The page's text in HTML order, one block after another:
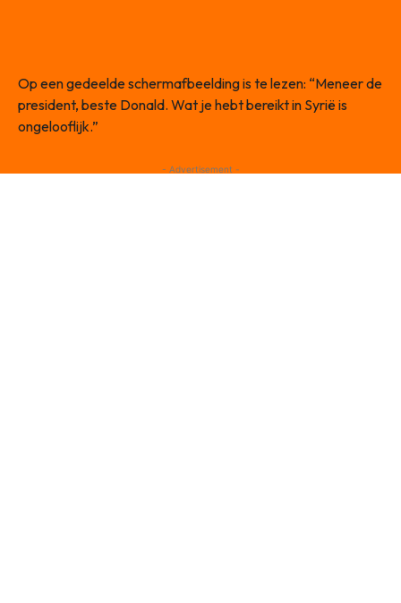
Op een gedeelde schermafbeelding is te lezen: “Meneer de
president, beste Donald. Wat je hebt bereikt in Syrië is
ongelooflijk.”
- Advertisement -